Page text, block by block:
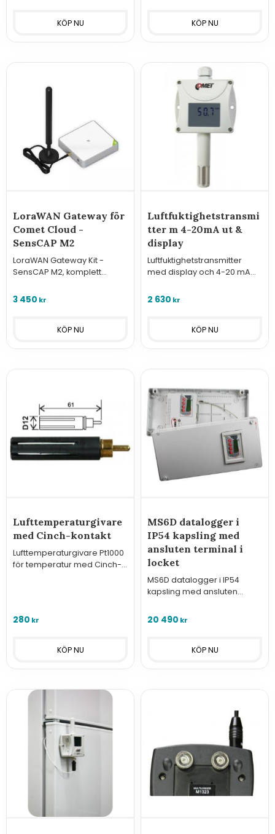
LoraWAN Gateway för
Comet Cloud -
SensCAP M2
LoraWAN Gateway Kit -
SensCAP M2, komplett
LoRa och COMET Cloud.
3 450 kr
Luftfuktighetstransmi
tter m 4-20mA ut &
display
Luftfuktighetstransmitter
med display och 4-20 mA
eller utomhus.
2 630 kr
Lufttemperaturgivare
med Cinch-kontakt
Lufttemperaturgivare Pt1000
för temperatur med Cinch-
280 kr
MS6D datalogger i
IP54 kapsling med
ansluten terminal i
locket
MS6D datalogger i IP54
kapsling med ansluten
20 490 kr